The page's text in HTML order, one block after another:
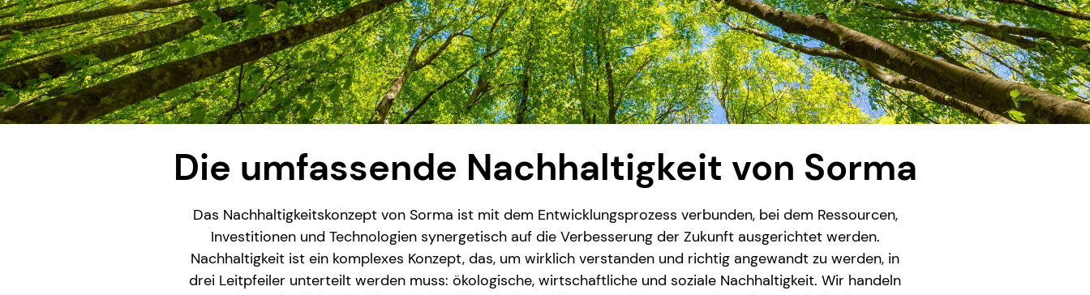
Die umfassende Nachhaltigkeit von Sorma
Das Nachhaltigkeitskonzept von Sorma ist mit dem Entwicklungsprozess verbunden, bei dem Ressourcen,
Investitionen und Technologien synergetisch auf die Verbesserung der Zukunft ausgerichtet werden.
Nachhaltigkeit ist ein komplexes Konzept, das, um wirklich verstanden und richtig angewandt zu werden, in
drei Leitpfeiler unterteilt werden muss: ökologische, wirtschaftliche und soziale Nachhaltigkeit. Wir handeln